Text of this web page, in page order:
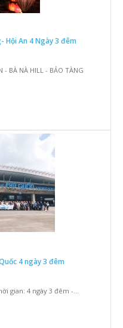
Hội An 4 Ngày 3 đêm
- BÀ NÀ HILL - BẢO TÀNG
4 ngày 3 đêm
gian: 4 ngày 3 đêm -...